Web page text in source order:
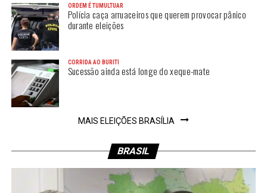
ORDEM É TUMULTUAR
Polícia caça arruaceiros que querem provocar pânico
durante eleições
CORRIDA AO BURITI
Sucessão ainda está longe do xeque-mate
MAIS ELEIÇÕES BRASÍLIA
BRASIL